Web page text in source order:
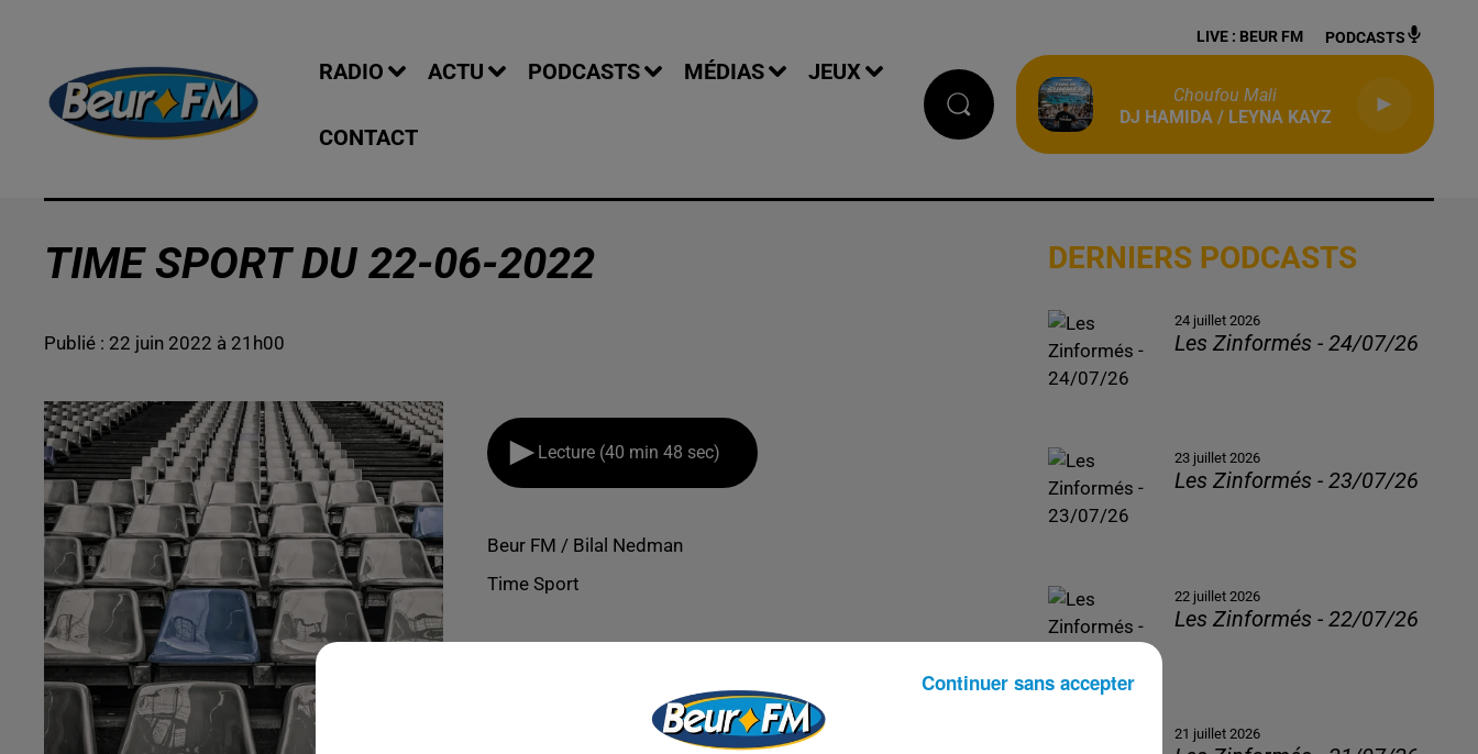
RADIO ACTU PODCASTS MÉDIAS JEUX
CONTACT
LIVE : BEUR FM PODCASTS
Choufou Mali
DJ HAMIDA / LEYNA KAYZ
TIME SPORT DU 22-06-2022
Publié : 22 juin 2022 à 21h00
Lecture (40 min 48 sec)
Beur FM / Bilal Nedman
Time Sport
DERNIERS PODCASTS
24 juillet 2026
Les Zinformés - 24/07/26
23 juillet 2026
Les Zinformés - 23/07/26
22 juillet 2026
Les Zinformés - 22/07/26
21 juillet 2026
Continuer sans accepter